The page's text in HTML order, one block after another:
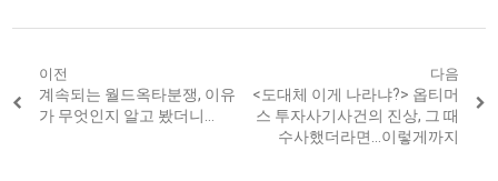
Post
navigation
이전
Previous
post:
계속되는 월드옥타분쟁, 이유
가 무엇인지 알고 봤더니…
다음
Next
post:
<도대체 이게 나라냐?> 옵티머
스 투자사기사건의 진상, 그 때
수사했더라면…이렇게까지